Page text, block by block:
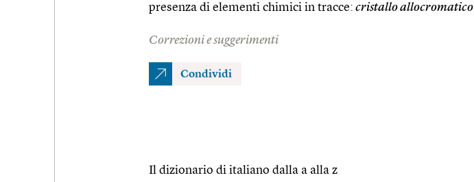
presenza di elementi chimici in tracce: cristallo allocromatico
Correzioni e suggerimenti
Condividi
Il dizionario di italiano dalla a alla z